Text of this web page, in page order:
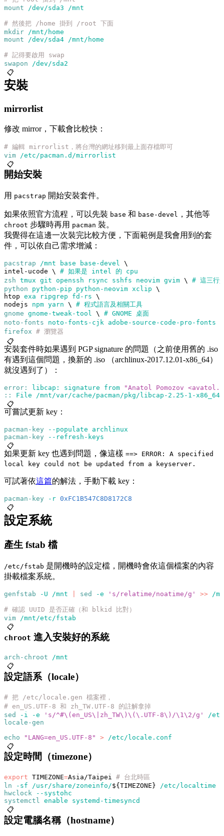
mount /dev/sda3 /mnt
# 然後把 /home 掛到 /root 下面
mkdir /mnt/home
mount /dev/sda4 /mnt/home
# 記得要啟用 swap
swapon /dev/sda2
📋
安裝
mirrorlist
修改 mirror，下載會比較快：
# 編輯 mirrorlist，將台灣的網址移到最上面存檔即可
vim /etc/pacman.d/mirrorlist
📋
開始安裝
用 pacstrap 開始安裝套件。
如果依照官方流程，可以先裝 base 和 base-devel ，其他等
chroot 步驟時再用 pacman 裝。
我覺得在這邊一次裝完比較方便，下面範例是我會用到的套
件，可以依自己需求增減：
pacstrap /mnt base base-devel \
intel-ucode \ # 如果是 intel 的 cpu
zsh tmux git openssh rsync sshfs neovim gvim \ # 這三行
python python-pip python-neovim xclip \
htop exa ripgrep fd-rs \
nodejs npm yarn \ # 程式語言及相關工具
gnome gnome-tweak-tool \ # GNOME 桌面
noto-fonts noto-fonts-cjk adobe-source-code-pro-fonts
firefox # 瀏覽器
📋
安裝套件時如果遇到 PGP signature 的問題（之前使用舊的 .iso
有遇到這個問題，換新的 .iso （archlinux-2017.12.01-x86_64）
就沒遇到了）：
error: libcap: signature from "Anatol Pomozov <
::
File /mnt/var/cache/pacman/pkg/libcap-2.25-1-
📋
可嘗試更新 key：
pacman-key --populate archlinux
pacman-key --refresh-keys
📋
如果更新 key 也遇到問題，像這樣 ==> ERROR: A specified
local key could not be updated from a keyserver.
可試著依這篇的解法，手動下載 key：
pacman-key -r 0xFC1B547C8D8172C8
📋
設定系統
產生 fstab 檔
/etc/fstab 是開機時的設定檔，開機時會依這個檔案的內容
掛載檔案系統。
genfstab -U /mnt sed -e 's/relatime/noatime/g' >> /
# 確認 UUID 是否正確（和 blkid 比對）
vim /mnt/etc/fstab
📋
chroot 進入安裝好的系統
arch-chroot /mnt
📋
設定語系（locale）
# 把 /etc/locale.gen 檔案裡，
# en_US.UTF-8 和 zh_TW.UTF-8 的註解拿掉
sed
-i -e 's/^#\(en_US\|zh_TW\)\(\.UTF-8\)/\1\2/g'
/
locale-gen
echo "LANG=en_US.UTF-8" > /etc/locale.conf
📋
設定時間（timezone）
export TIMEZONE=Asia/Taipei # 台北時區
ln -sf /usr/share/zoneinfo/${TIMEZONE}
/etc/localtime
hwclock --systohc
systemctl
enable systemd-timesyncd
📋
設定電腦名稱（hostname）